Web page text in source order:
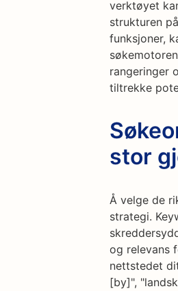
verktøyet
strukturen
funksjoner,
rangeringer
tiltrekke
stor
Å velge de
strategi.
og relevans
nettstedet
[by]",